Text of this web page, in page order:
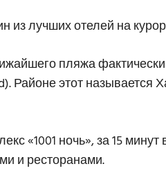
из лучших отелей на
пляжа
Районе этот называется
«1001 ночь», за 15
и ресторанами.